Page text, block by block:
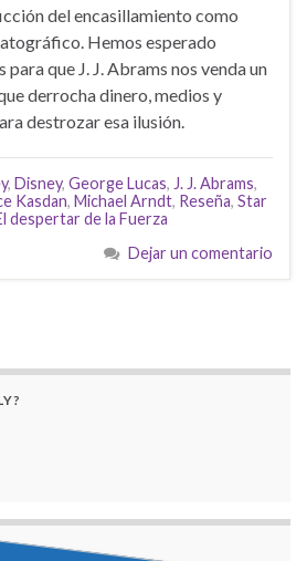
del encasillamiento como
Hemos esperado
que J. J. Abrams nos venda un
derrocha dinero, medios y
destrozar esa ilusión.
, Disney, George Lucas, J. J. Abrams,
Kasdan, Michael Arndt, Reseña, Star
despertar de la Fuerza
Dejar un comentario